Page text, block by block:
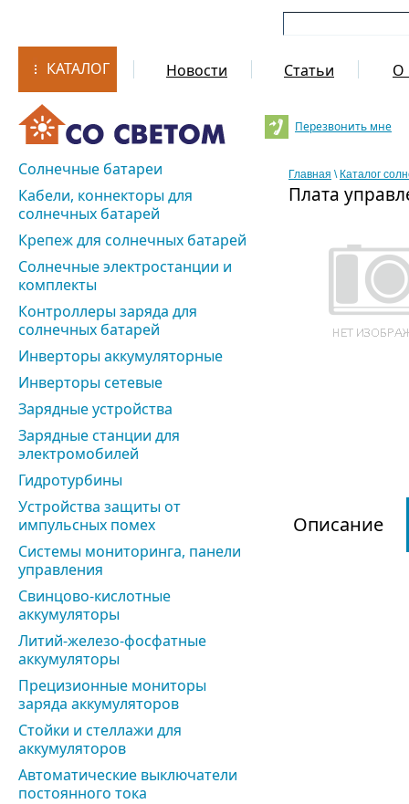
КАТАЛОГ Новости Статьи О
Перезвонить мне
Солнечные батареи
Кабели, коннекторы для
солнечных батарей
Крепеж для солнечных батарей
Солнечные электростанции и
комплекты
Контроллеры заряда для
солнечных батарей
Инверторы аккумуляторные
Инверторы сетевые
Зарядные устройства
Зарядные станции для
электромобилей
Гидротурбины
Устройства защиты от
импульсных помех
Системы мониторинга, панели
управления
Свинцово-кислотные
аккумуляторы
Литий-железо-фосфатные
аккумуляторы
Прецизионные мониторы
заряда аккумуляторов
Стойки и стеллажи для
аккумуляторов
Автоматические выключатели
постоянного тока
Главная \ Каталог
Плата
Описание